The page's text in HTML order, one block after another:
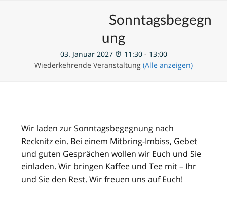
Sonntagsbegegn
ung
03. Januar 2027 ⏰ 11:30- 13:00
Wiederkehrende Veranstaltung (Alle anzeigen)
Wir laden zur Sonntagsbegegnung nach
Recknitz ein. Bei einem Mitbring-Imbiss, Gebet
und guten Gesprächen wollen wir Euch und Sie
einladen. Wir bringen Kaffee und Tee mit – Ihr
und Sie den Rest. Wir freuen uns auf Euch!